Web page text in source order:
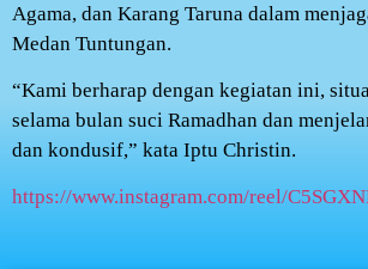
Agama, dan Karang Taruna dalam
Medan Tuntungan.
“Kami berharap dengan kegiatan ini,
selama bulan suci Ramadhan dan
dan kondusif,” kata Iptu Christin.
https://www.instagram.com/reel/